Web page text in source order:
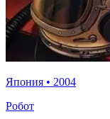
Япония • 2004
Робот